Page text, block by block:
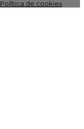
Política de cookies